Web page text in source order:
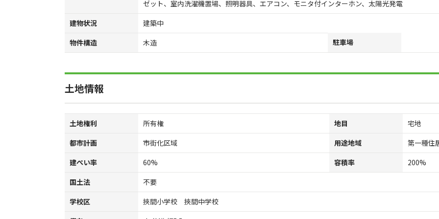
ゼット、室内洗濯機置場、照明器具、エアコン、モニタ付インターホン、太陽光発電
建物状況
建築中
物件構造
木造 駐車場
土地情報
土地権利 所有権 地目
宅地
都市計画
市街化区域 用途地域
第一種住
建ぺい率
60% 容積率
200%
国土法
不要
学校区
挾間小学校 挾間中学校